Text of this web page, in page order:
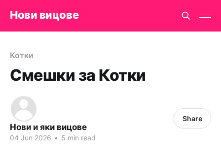
Нови вицове
Котки
Смешки за Котки
Нови и яки вицове
04 Jun 2026 • 5 min read
Share